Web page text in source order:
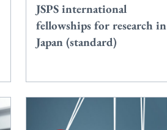
JSPS international
fellowships for research in
Japan (standard)